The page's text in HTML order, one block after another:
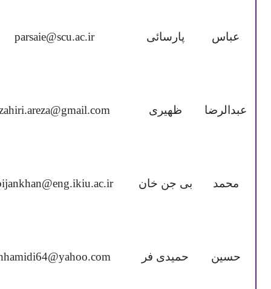
عباس پارسائی parsaie@scu.ac.ir
عبدالرضا ظهیری
محمد بی جن خان
حسین حمیدی فر